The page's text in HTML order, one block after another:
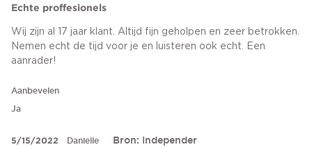
Echte proffesionels
Wij zijn al 17 jaar klant. Altijd fijn geholpen en zeer betrokken.
Nemen echt de tijd voor je en luisteren ook echt. Een
aanrader!
Aanbevelen
Ja
5/15/2022 Danielle Bron: Independer